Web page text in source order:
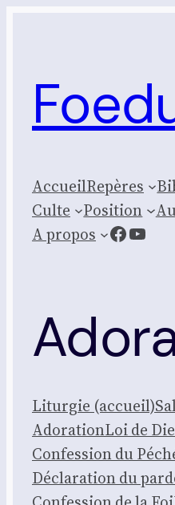
AccueilRepères
Culte
Posi­tion
A propos
Litur­gie (accueil)
Ado­ra­tionLoi de
Confes­sion du
Décla­ra­tion du